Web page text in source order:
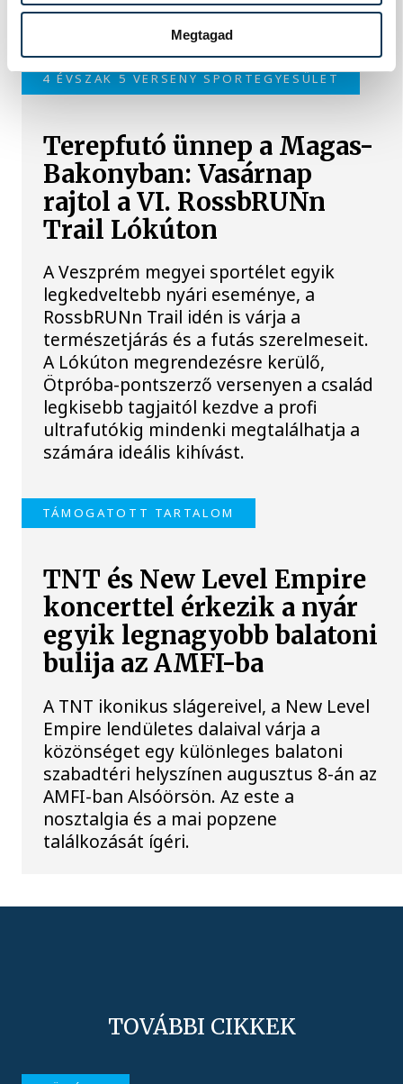
Megtagad
Malomvölgy Fesztiválon.
4 ÉVSZAK 5 VERSENY SPORTEGYESÜLET
Terepfutó ünnep a Magas-
Bakonyban: Vasárnap
rajtol a VI. RossbRUNn
Trail Lókúton
A Veszprém megyei sportélet egyik
legkedveltebb nyári eseménye, a
RossbRUNn Trail idén is várja a
természetjárás és a futás szerelmeseit.
A Lókúton megrendezésre kerülő,
Ötpróba-pontszerző versenyen a család
legkisebb tagjaitól kezdve a profi
ultrafutókig mindenki megtalálhatja a
számára ideális kihívást.
TÁMOGATOTT TARTALOM
TNT és New Level Empire
koncerttel érkezik a nyár
egyik legnagyobb balatoni
bulija az AMFI-ba
A TNT ikonikus slágereivel, a New Level
Empire lendületes dalaival várja a
közönséget egy különleges balatoni
szabadtéri helyszínen augusztus 8-án az
AMFI-ban Alsóörsön. Az este a
nosztalgia és a mai popzene
találkozását ígéri.
TOVÁBBI CIKKEK